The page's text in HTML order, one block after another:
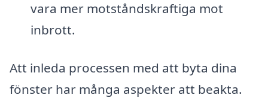
vara mer motståndskraftiga mot
inbrott.
Att inleda processen med att byta dina
fönster har många aspekter att beakta.